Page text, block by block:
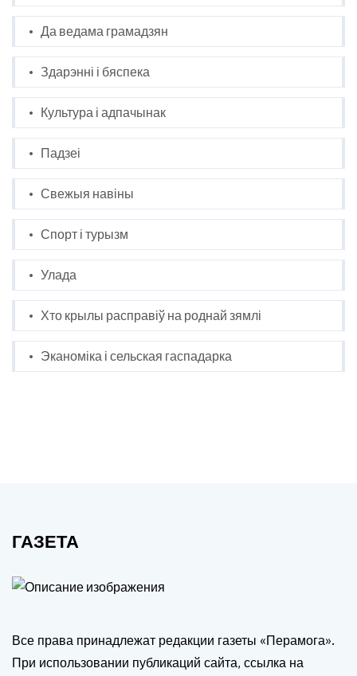
Да ведама грамадзян
Здарэнні і бяспека
Культура і адпачынак
Падзеі
Свежыя навіны
Спорт і турызм
Улада
Хто крылы расправіў на роднай зямлі
Эканоміка і сельская гаспадарка
ГАЗЕТА
Все права принадлежат редакции газеты «Перамога».
При использовании публикаций сайта, ссылка на